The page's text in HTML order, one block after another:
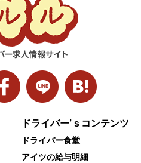
ドライバー’ｓコンテンツ
ドライバー食堂
アイツの給与明細